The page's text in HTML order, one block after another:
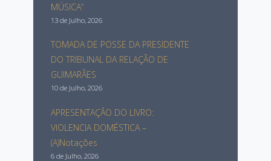
MÚSICA”
13 de Julho, 2026
TOMADA DE POSSE DA PRESIDENTE
DO TRIBUNAL DA RELAÇÃO DE
GUIMARÃES
10 de Julho, 2026
APRESENTAÇÂO DO LIVRO:
VIOLENCIA DOMÉSTICA –
(A)Notações
6 de Julho, 2026